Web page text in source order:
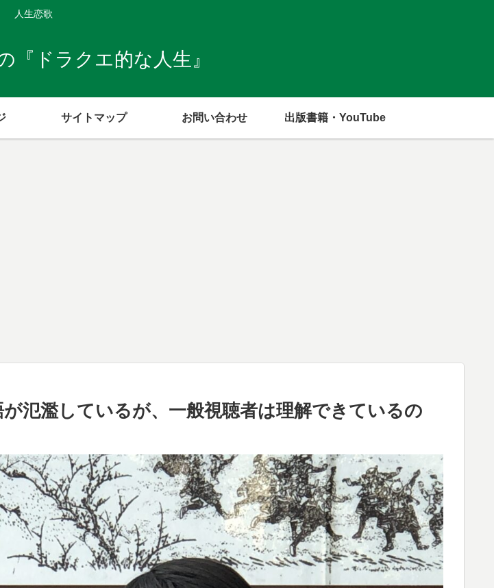
人生恋歌
『ドラクエ的な人生』
サイトマップ お問い合わせ 出版書籍・YouTube
氾濫しているが、一般視聴者は理解できているの